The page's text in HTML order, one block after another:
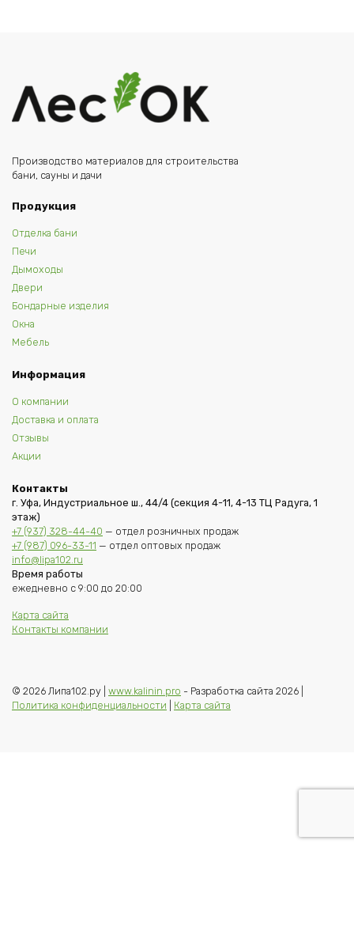
Производство материалов для строительства
бани, сауны и дачи
Продукция
Отделка бани
Печи
Дымоходы
Двери
Бондарные изделия
Окна
Мебель
Информация
О компании
Доставка и оплата
Отзывы
Акции
Контакты
г. Уфа, Индустриальное ш., 44/4 (секция 4-11, 4-13 ТЦ Радуга, 1
этаж)
+7 (937) 328-44-40 — отдел розничных продаж
+7 (987) 096-33-11 — отдел оптовых продаж
info@lipa102.ru
Время работы
ежедневно с 9:00 до 20:00
Карта сайта
Контакты компании
© 2026 Липа102.ру | www.kalinin.pro - Разработка сайта 2026 |
Политика конфиденциальности
Карта сайта